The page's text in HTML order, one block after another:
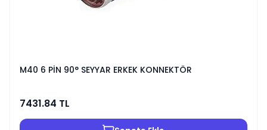
M40 6 PİN 90° SEYYAR ERKEK KONNEKTÖR
7431.84 TL